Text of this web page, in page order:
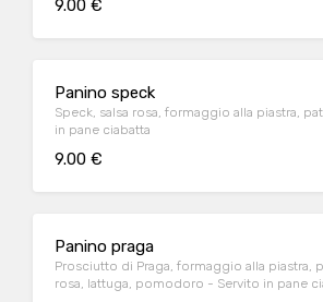
9.00 €
Panino speck
Speck, salsa rosa, formaggio alla piastra,
in pane ciabatta
9.00 €
Panino praga
Prosciutto di Praga, formaggio alla piastra,
rosa, lattuga, pomodoro - Servito in pane